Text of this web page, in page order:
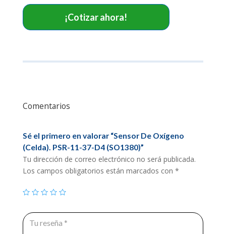
D4
cantidad
¡Cotizar ahora!
Comentarios
Sé el primero en valorar “Sensor De Oxígeno
(Celda). PSR-11-37-D4 (SO1380)”
Tu dirección de correo electrónico no será publicada.
Los campos obligatorios están marcados con *